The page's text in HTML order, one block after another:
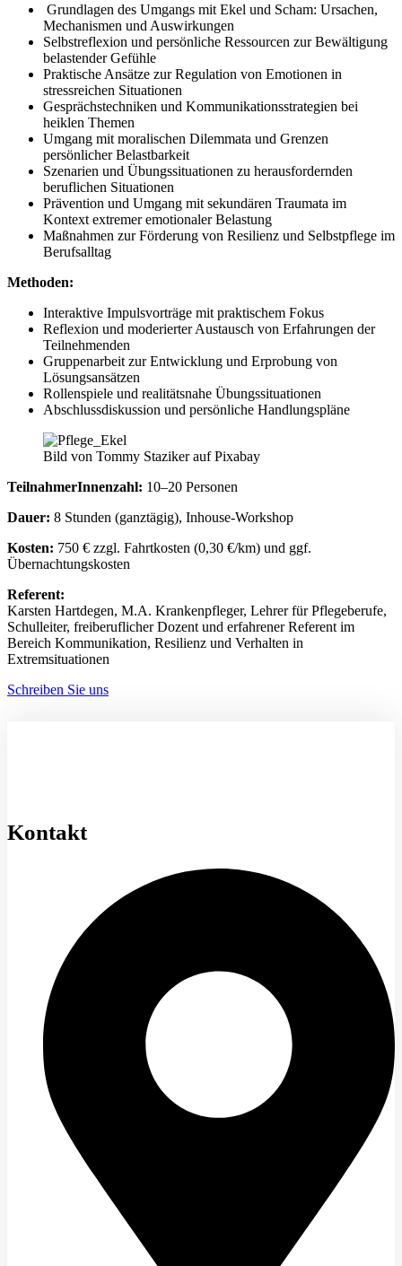
Grundlagen des Umgangs mit Ekel und Scham: Ursachen,
Mechanismen und Auswirkungen
Selbstreflexion und persönliche Ressourcen zur Bewältigung
belastender Gefühle
Praktische Ansätze zur Regulation von Emotionen in
stressreichen Situationen
Gesprächstechniken und Kommunikationsstrategien bei
heiklen Themen
Umgang mit moralischen Dilemmata und Grenzen
persönlicher Belastbarkeit
Szenarien und Übungssituationen zu herausfordernden
beruflichen Situationen
Prävention und Umgang mit sekundären Traumata im
Kontext extremer emotionaler Belastung
Maßnahmen zur Förderung von Resilienz und Selbstpflege im
Berufsalltag
Methoden:
Interaktive Impulsvorträge mit praktischem Fokus
Reflexion und moderierter Austausch von Erfahrungen der
Teilnehmenden
Gruppenarbeit zur Entwicklung und Erprobung von
Lösungsansätzen
Rollenspiele und realitätsnahe Übungssituationen
Abschlussdiskussion und persönliche Handlungspläne
Bild von Tommy Staziker auf Pixabay
TeilnahmerInnenzahl: 10–20 Personen
Dauer: 8 Stunden (ganztägig), Inhouse-Workshop
Kosten: 750 € zzgl. Fahrtkosten (0,30 €/km) und ggf.
Übernachtungskosten
Referent:
Karsten Hartdegen, M.A. Krankenpfleger, Lehrer für Pflegeberufe,
Schulleiter, freiberuflicher Dozent und erfahrener Referent im
Bereich Kommunikation, Resilienz und Verhalten in
Extremsituationen
Schreiben Sie uns
Kontakt